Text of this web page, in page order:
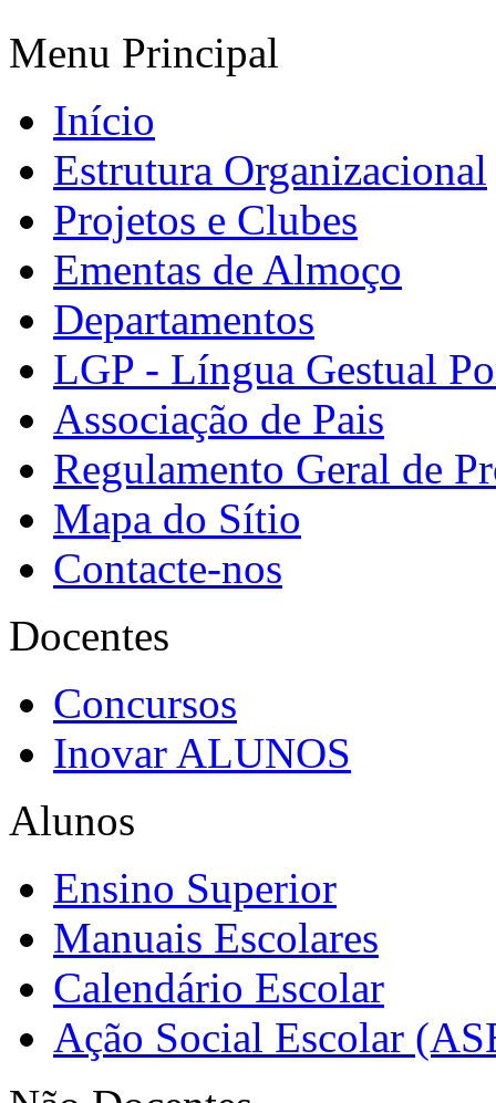
Menu Principal
Início
Estrutura Organizacional
Projetos e Clubes
Ementas de Almoço
Departamentos
LGP - Língua Gestual
Associação de Pais
Regulamento Geral de
Mapa do Sítio
Contacte-nos
Docentes
Concursos
Inovar ALUNOS
Alunos
Ensino Superior
Manuais Escolares
Calendário Escolar
Ação Social Escolar